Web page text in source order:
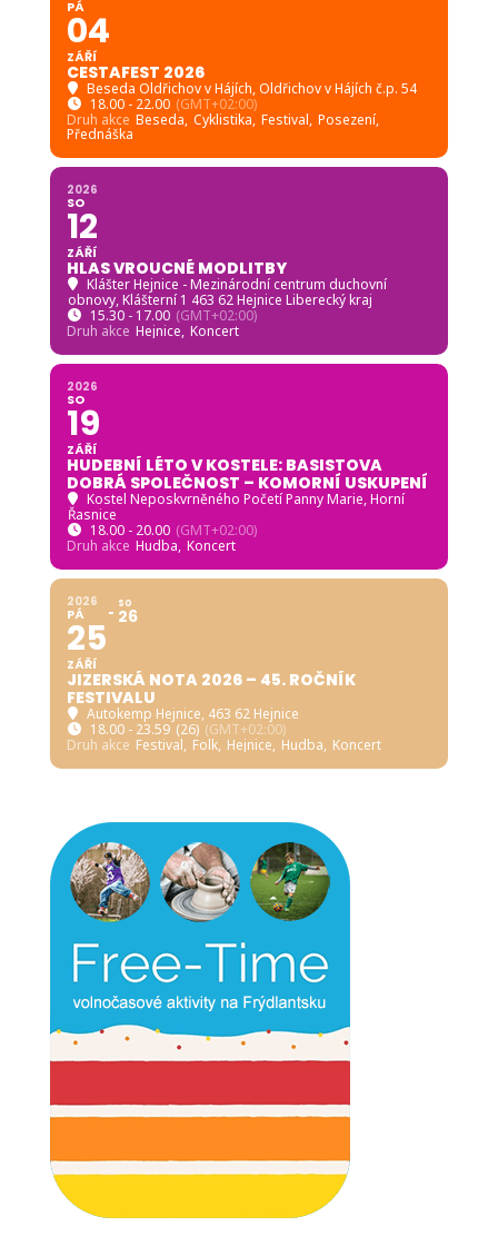
PÁ
04
ZÁŘÍ
CESTAFEST 2026
Beseda Oldřichov v Hájích, Oldřichov v Hájích č.p. 54
18.00 - 22.00 (GMT+02:00)
Druh akce Beseda, Cyklistika, Festival, Posezení,
Přednáška
2026
SO
12
ZÁŘÍ
HLAS VROUCNÉ MODLITBY
Klášter Hejnice - Mezinárodní centrum duchovní
obnovy, Klášterní 1 463 62 Hejnice Liberecký kraj
15.30 - 17.00 (GMT+02:00)
Druh akce Hejnice, Koncert
2026
SO
19
ZÁŘÍ
HUDEBNÍ LÉTO V KOSTELE: BASISTOVA
DOBRÁ SPOLEČNOST – KOMORNÍ USKUPENÍ
Kostel Neposkvrněného Početí Panny Marie, Horní
Řasnice
18.00 - 20.00 (GMT+02:00)
Druh akce Hudba, Koncert
2026
PÁ
25
ZÁŘÍ
SO
26
JIZERSKÁ NOTA 2026 – 45. ROČNÍK
FESTIVALU
Autokemp Hejnice, 463 62 Hejnice
18.00 - 23.59 (26) (GMT+02:00)
Druh akce Festival, Folk, Hejnice, Hudba, Koncert